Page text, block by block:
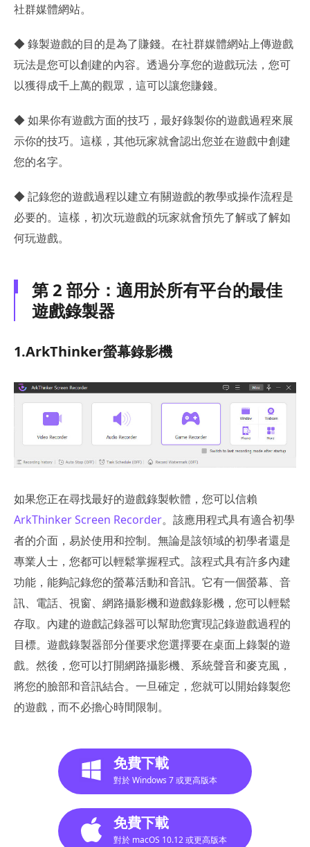
社群媒體網站。
◆ 錄製遊戲的目的是為了賺錢。在社群媒體網站上傳遊戲
玩法是您可以創建的內容。透過分享您的遊戲玩法，您可
以獲得成千上萬的觀眾，這可以讓您賺錢。
◆ 如果你有遊戲方面的技巧，最好錄製你的遊戲過程來展
示你的技巧。這樣，其他玩家就會認出您並在遊戲中創建
您的名字。
◆ 記錄您的遊戲過程以建立有關遊戲的教學或操作流程是
必要的。這樣，初次玩遊戲的玩家就會預先了解或了解如
何玩遊戲。
第 2 部分：適用於所有平台的最佳
遊戲錄製器
1.ArkThinker螢幕錄影機
如果您正在尋找最好的遊戲錄製軟體，您可以信賴
ArkThinker Screen Recorder。該應用程式具有適合初學
者的介面，易於使用和控制。無論是該領域的初學者還是
專業人士，您都可以輕鬆掌握程式。該程式具有許多內建
功能，能夠記錄您的螢幕活動和音訊。它有一個螢幕、音
訊、電話、視窗、網路攝影機和遊戲錄影機，您可以輕鬆
存取。內建的遊戲記錄器可以幫助您實現記錄遊戲過程的
目標。遊戲錄製器部分僅要求您選擇要在桌面上錄製的遊
戲。然後，您可以打開網路攝影機、系統聲音和麥克風，
將您的臉部和音訊結合。一旦確定，您就可以開始錄製您
的遊戲，而不必擔心時間限制。
免費下載
對於 Windows 7 或更高版本
免費下載
對於 macOS 10.12 或更高版本